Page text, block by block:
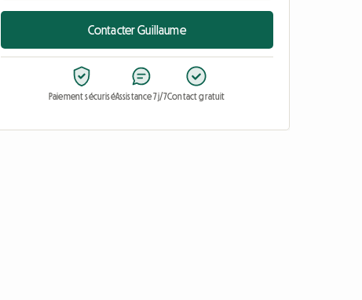
Contacter Guillaume
Paiement sécuriséAssistance 7j/7Contact gratuit